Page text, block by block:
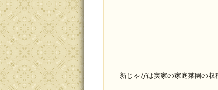
新じゃがは実家の家庭菜園の収